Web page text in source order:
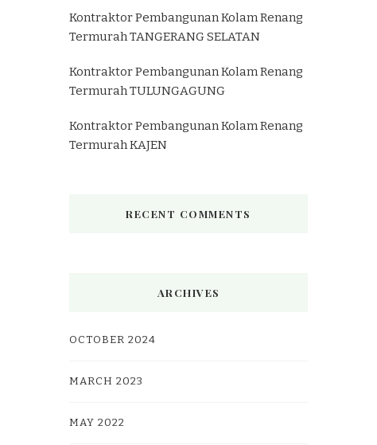
Kontraktor Pembangunan Kolam Renang
Termurah TANGERANG SELATAN
Kontraktor Pembangunan Kolam Renang
Termurah TULUNGAGUNG
Kontraktor Pembangunan Kolam Renang
Termurah KAJEN
RECENT COMMENTS
ARCHIVES
OCTOBER 2024
MARCH 2023
MAY 2022